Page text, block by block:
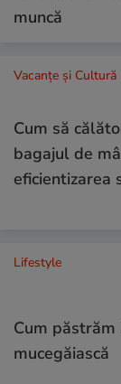
muncă
Vacanțe și Cultură
Cum să
bagajul de
eficientizarea
Lifestyle
Cum păstrăm
mucegăiască